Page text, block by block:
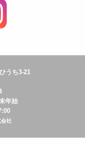
うち3-21
年始
社